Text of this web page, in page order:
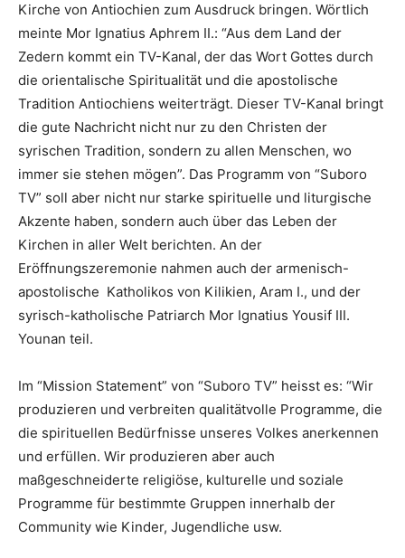
Kirche von Antiochien zum Ausdruck bringen. Wörtlich
meinte Mor Ignatius Aphrem II.: “Aus dem Land der
Zedern kommt ein TV-Kanal, der das Wort Gottes durch
die orientalische Spiritualität und die apostolische
Tradition Antiochiens weiterträgt. Dieser TV-Kanal bringt
die gute Nachricht nicht nur zu den Christen der
syrischen Tradition, sondern zu allen Menschen, wo
immer sie stehen mögen”. Das Programm von “Suboro
TV” soll aber nicht nur starke spirituelle und liturgische
Akzente haben, sondern auch über das Leben der
Kirchen in aller Welt berichten. An der
Eröffnungszeremonie nahmen auch der armenisch-
apostolische Katholikos von Kilikien, Aram I., und der
syrisch-katholische Patriarch Mor Ignatius Yousif III.
Younan teil.
Im “Mission Statement” von “Suboro TV” heisst es: “Wir
produzieren und verbreiten qualitätvolle Programme, die
die spirituellen Bedürfnisse unseres Volkes anerkennen
und erfüllen. Wir produzieren aber auch
maßgeschneiderte religiöse, kulturelle und soziale
Programme für bestimmte Gruppen innerhalb der
Community wie Kinder, Jugendliche usw.